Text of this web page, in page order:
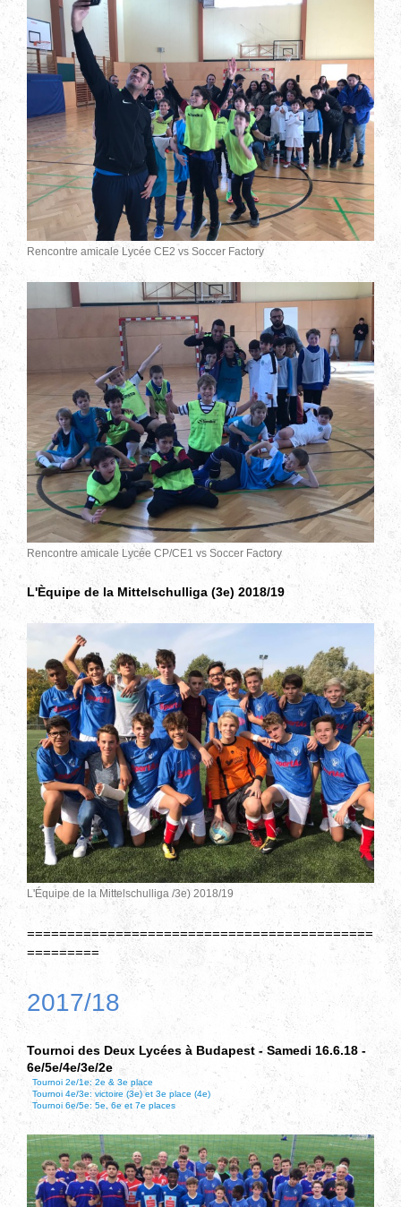
Rencontre amicale Lycée CE2 vs Soccer Factory
Rencontre amicale Lycée CP/CE1 vs Soccer Factory
L'Èquipe de la Mittelschulliga (3e) 2018/19
L'Équipe de la Mittelschulliga /3e) 2018/19
===========================================
=========
2017/18
Tournoi des Deux Lycées à Budapest - Samedi 16.6.18 -
6e/5e/4e/3e/2e
Tournoi 2e/1e: 2e & 3e place
Tournoi 4e/3e: victoire (3e) et 3e place (4e)
Tournoi 6e/5e: 5e, 6e et 7e places